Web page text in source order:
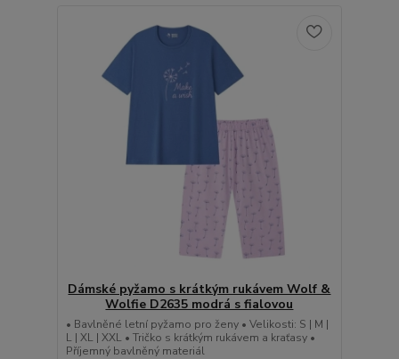
Dámské pyžamo s krátkým rukávem Wolf &
Wolfie D2635 modrá s fialovou
• Bavlněné letní pyžamo pro ženy • Velikosti: S | M |
L | XL | XXL • Tričko s krátkým rukávem a kraťasy •
Příjemný bavlněný materiál